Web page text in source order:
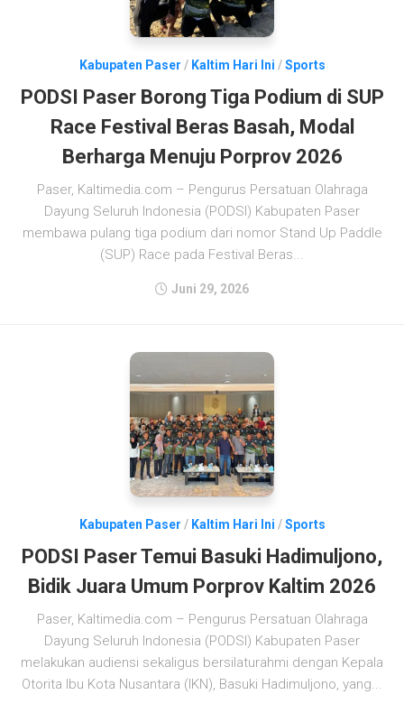
Kabupaten Paser / Kaltim Hari Ini /Sports
PODSI Paser Borong Tiga Podium di SUP
Race Festival Beras Basah, Modal
Berharga Menuju Porprov 2026
Paser, Kaltimedia.com – Pengurus Persatuan Olahraga
Dayung Seluruh Indonesia (PODSI) Kabupaten Paser
membawa pulang tiga podium dari nomor Stand Up Paddle
(SUP) Race pada Festival Beras...
Juni 29, 2026
Kabupaten Paser / Kaltim Hari Ini /Sports
PODSI Paser Temui Basuki Hadimuljono,
Bidik Juara Umum Porprov Kaltim 2026
Paser, Kaltimedia.com – Pengurus Persatuan Olahraga
Dayung Seluruh Indonesia (PODSI) Kabupaten Paser
melakukan audiensi sekaligus bersilaturahmi dengan Kepala
Otorita Ibu Kota Nusantara (IKN), Basuki Hadimuljono, yang...